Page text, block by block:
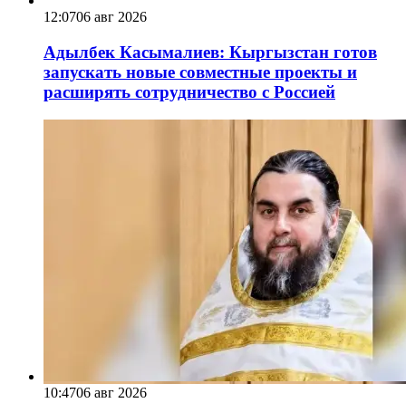
12:0706 авг 2026
Адылбек Касымалиев: Кыргызстан готов
запускать новые совместные проекты и
расширять сотрудничество с Россией
10:4706 авг 2026